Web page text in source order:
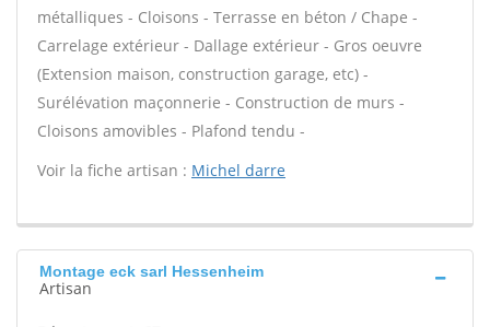
métalliques - Cloisons - Terrasse en béton / Chape -
Carrelage extérieur - Dallage extérieur - Gros oeuvre
(Extension maison, construction garage, etc) -
Surélévation maçonnerie - Construction de murs -
Cloisons amovibles - Plafond tendu -
Voir la fiche artisan : Michel darre
Montage eck sarl Hessenheim
Artisan